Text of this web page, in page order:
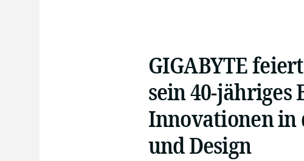
GIGABYTE
sein 40-
Innovationen in
und Design